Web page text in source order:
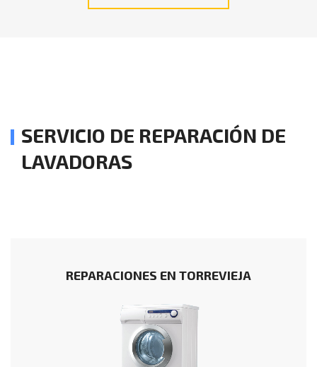
SERVICIO DE REPARACIÓN DE
LAVADORAS
REPARACIONES EN TORREVIEJA